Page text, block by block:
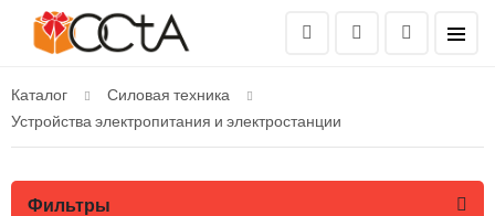
Каталог
Силовая техника
Устройства электропитания и электростанции
Фильтры